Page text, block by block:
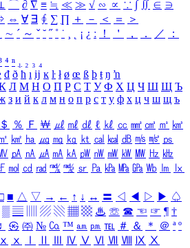
⌒ ∂ ∇ ≡ ≒ ≪ ≫ √ ∽ ∝ ∵ ∫ ∬ ∈ ∋
⇔ ∀ ∃ ∮ ∑ ∏ ＋ － ＜ ＝
＞
∼ ´ ～ ˇ ˘ ˝ ˚ ˙ ¸ ¡ ¿ ː ！ ＇ ， ． ／
：
⁴ ⁿ ₁ ₂ ₃ ₄
đ ð ħ ı ĳ ĸ ŀ ł ø œ ß þ ŧ ŋ ŉ
Л М Н О П Р С Т У Ф Х Ц Ч Ш Щ Ъ
з и й к л м н о п р с т у ф х ц ч ш щ ъ
＄ ％ Ｆ ￦ ㎕ ㎖ ㎗ ℓ ㎘ ㏄ ㎣ ㎤ ㎥ ㎦
㎢ ㏊ ㎍ ㎎ ㎏ ㏏ ㎈ ㎉ ㏈ ㎧ ㎨ ㎰
㎀ ㎁ ㎂ ㎃ ㎄ ㎺ ㎻ ㎽ ㎾ ㎿ ㎐ ㎑
㏖ ㏅ ㎭ ㎮ ㎯ ㏛ ㎩ ㎪ ㎫ ㎬ ㏝ ㏐
㏓
■ △ ▽ → ← ↑ ↓ ↔ 〓 ◁ ◀ ▷ ▶ ♤
▒ ▤ ▨ ▧ ▦ ▩ ♨ ☏ ☎ ☜ ☞ ¶ †
㉿ ㈜ № ㏇ ™ ㏂ ㏘ ℡ ＃ ＆ ＊ ＠ ª º
ⅹ Ⅳ Ⅴ Ⅵ Ⅶ Ⅷ Ⅸ Ⅹ